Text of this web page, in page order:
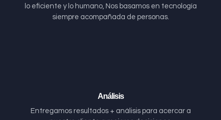
lo eficiente y lo humano, Nos basamos en tecnología
siempre acompañada de personas.
Análisis
Entregamos resultados + análisis para acercar a